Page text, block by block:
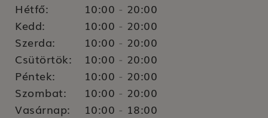
Hétfő: 10:00 - 20:00
Kedd:
10:00 - 20:00
Szerda:
10:00 - 20:00
Csütörtök:
10:00 - 20:00
Péntek:
10:00 - 20:00
Szombat:
10:00 - 20:00
Vasárnap:
10:00 - 18:00